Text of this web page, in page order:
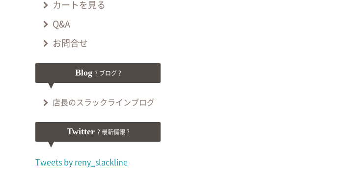
カートを見る
Q&A
お問合せ
Blog ? ブログ ?
店長のスラックラインブログ
Twitter ? 最新情報 ?
Tweets by reny_slackline